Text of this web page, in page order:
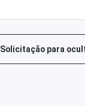
Solicitação para